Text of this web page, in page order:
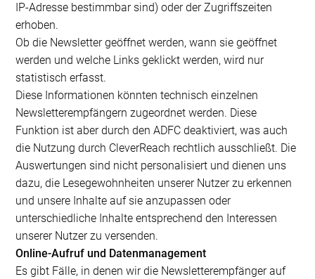
IP-Adresse bestimmbar sind) oder der Zugriffszeiten
erhoben.
Ob die Newsletter geöffnet werden, wann sie geöffnet
werden und welche Links geklickt werden, wird nur
statistisch erfasst.
Diese Informationen könnten technisch einzelnen
Newsletterempfängern zugeordnet werden. Diese
Funktion ist aber durch den ADFC deaktiviert, was auch
die Nutzung durch CleverReach rechtlich ausschließt. Die
Auswertungen sind nicht personalisiert und dienen uns
dazu, die Lesegewohnheiten unserer Nutzer zu erkennen
und unsere Inhalte auf sie anzupassen oder
unterschiedliche Inhalte entsprechend den Interessen
unserer Nutzer zu versenden.
Online-Aufruf und Datenmanagement
Es gibt Fälle, in denen wir die Newsletterempfänger auf